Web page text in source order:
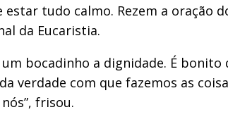
estar tudo calmo. Rezem a
da Eucaristia.
bocadinho a dignidade. É
verdade com que fazemos as
frisou.